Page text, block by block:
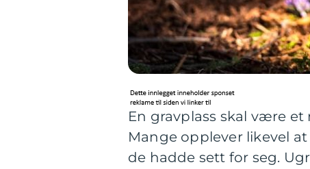
En gravplass skal være
Mange opplever likevel
de hadde sett for seg.